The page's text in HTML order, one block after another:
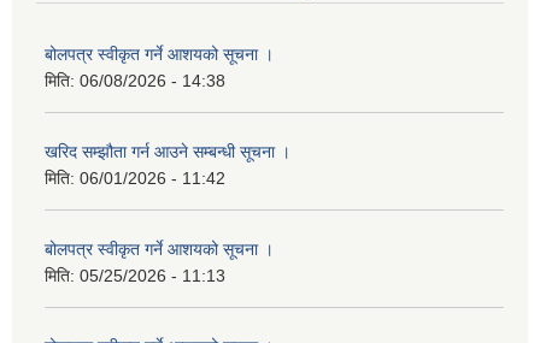
बोलपत्र स्वीकृत गर्ने आशयको सूचना ।
मिति: 06/08/2026 - 14:38
खरिद सम्झौता गर्न आउने सम्बन्धी सूचना ।
मिति: 06/01/2026 - 11:42
बोलपत्र स्वीकृत गर्ने आशयको सूचना ।
मिति: 05/25/2026 - 11:13